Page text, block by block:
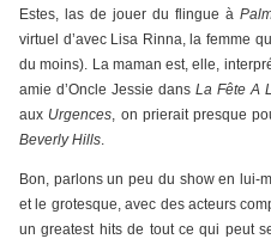
Estes, las de jouer du flingue à
virtuel d’avec Lisa Rinna, la femme
du moins). La maman est, elle,
amie d’Oncle Jessie dans La Fête A
aux Urgences, on prierait presque
Beverly Hills.
Bon, parlons un peu du show en lui-
et le grotesque, avec des acteurs
un greatest hits de tout ce qui peut